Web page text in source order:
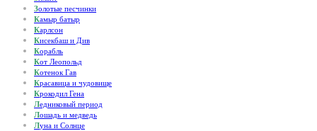
Золотые песчинки
Камыр батыр
Карлсон
Кисекбаш и Див
Корабль
Кот Леопольд
Котенок Гав
Красавица и чудовище
Крокодил Гена
Ледниковый период
Лошадь и медведь
Луна и Солнце